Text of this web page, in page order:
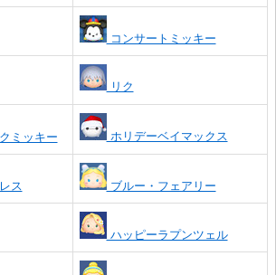
コンサートミッキー
リク
ミッキー ホリデーベイマックス
ス ブルー・フェアリー
ハッピーラプンツェル